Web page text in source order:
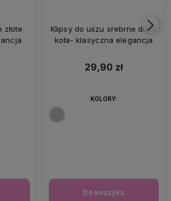
złote
Klipsy do uszu srebrne duże
koła- klasyczna elegancja
29,90 zł
Do koszyka
KOLORY: